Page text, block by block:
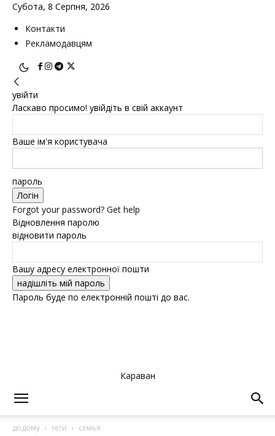
Субота, 8 Серпня, 2026
Контакти
Рекламодавцям
увійти
Ласкаво просимо! увійдіть в свій аккаунт
Ваше ім'я користувача
пароль
Forgot your password? Get help
Відновлення паролю
відновити пароль
Вашу адресу електронної пошти
Пароль буде по електронній пошті до вас.
Караван
додому теги семья